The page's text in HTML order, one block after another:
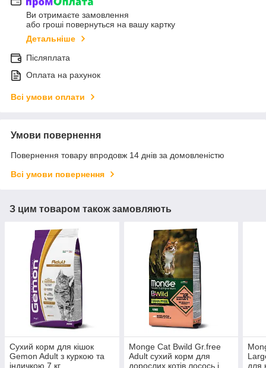
Ви отримаєте замовлення
або гроші повернуться на вашу картку
Детальніше
Післяплата
Оплата на рахунок
Всі умови оплати
Умови повернення
Повернення товару впродовж 14 днів за домовленістю
Всі умови повернення
З цим товаром також замовляють
Сухий корм для кішок
Gemon Adult з куркою та
індичкою 7 кг
Monge Cat Bwild Gr.free
Adult сухий корм для
дорослих котів лосось і
для